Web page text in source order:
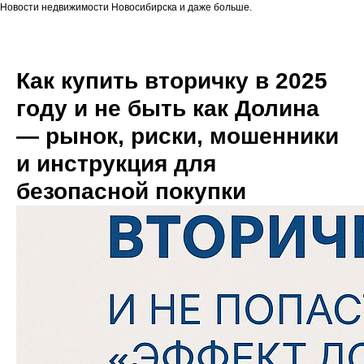
Новости недвижимости Новосибирска и даже больше.
Как купить вторичку в 2025
году и не быть как Долина
— рынок, риски, мошенники
и инструкция для
безопасной покупки